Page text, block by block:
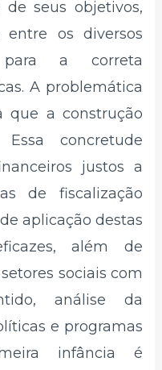
seus objetivos,
os diversos
para a correta
A problemática
que a construção
concretude
justos a
de fiscalização
aplicação destas
além de
sociais com
análise da
e programas
infância é